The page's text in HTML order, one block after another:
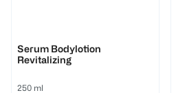
Serum Bodylotion
Revitalizing
250 ml